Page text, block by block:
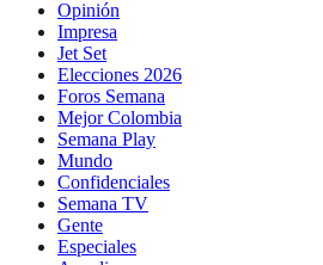
Opinión
Impresa
Jet Set
Elecciones 2026
Foros Semana
Mejor Colombia
Semana Play
Mundo
Confidenciales
Semana TV
Gente
Especiales